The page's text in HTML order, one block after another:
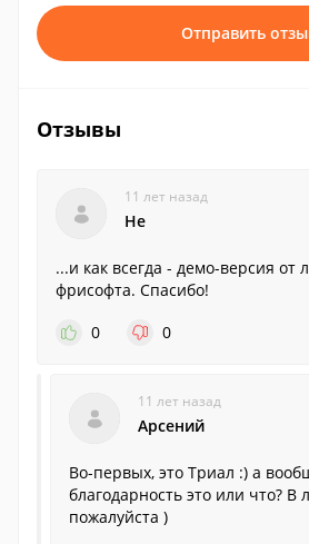
Отправить
Отзывы
11 лет назад
He
...и как всегда - демо-версия от
фрисофта. Спасибо!
0
0
11 лет назад
Арсений
Во-первых, это Триал :) а
благодарность это или что? В
пожалуйста )